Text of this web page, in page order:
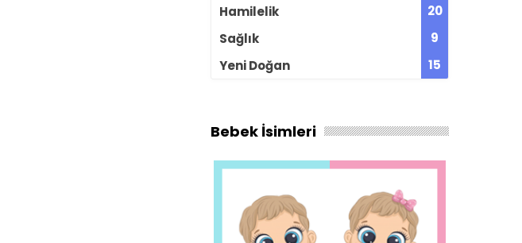
Hamilelik
20
Sağlık
9
Yeni Doğan
15
Bebek İsimleri